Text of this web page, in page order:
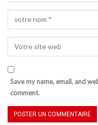
Save my name, email, and
comment.